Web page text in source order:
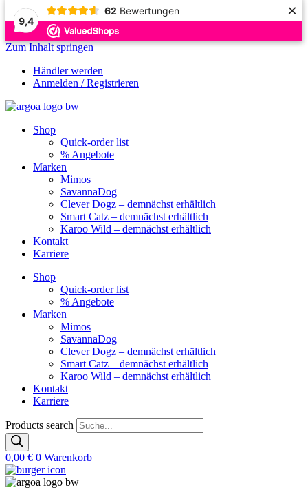
9,4
62 Bewertungen ×
Zum Inhalt springen
Händler werden
Anmelden / Registrieren
Shop
Quick-order list
% Angebote
Marken
Mimos
SavannaDog
Clever Dogz – demnächst erhältlich
Smart Catz – demnächst erhältlich
Karoo Wild – demnächst erhältlich
Kontakt
Karriere
Shop
Quick-order list
% Angebote
Marken
Mimos
SavannaDog
Clever Dogz – demnächst erhältlich
Smart Catz – demnächst erhältlich
Karoo Wild – demnächst erhältlich
Kontakt
Karriere
Products search
0,00 € 0 Warenkorb